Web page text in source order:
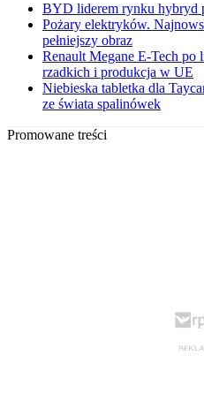
BYD liderem rynku hybryd
Pożary elektryków.
pełniejszy obraz
Renault Megane E-Tech
rzadkich i produkcja w UE
Niebieska tabletka dla
ze świata spalinówek
Promowane treści